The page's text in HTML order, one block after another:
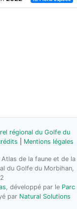
régional du Golfe du
Mentions légales
de la faune et de la
du Golfe du Morbihan,
, développé par le Parc
par Natural Solutions